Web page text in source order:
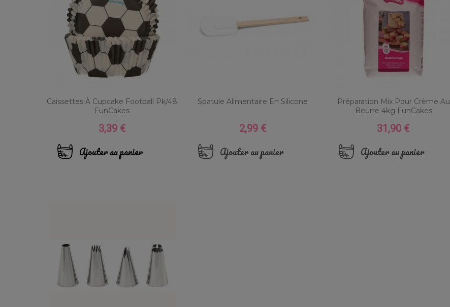
Caissettes À Cupcake Football Pk/48
FunCakes
Prix
3,39 €
Ajouter au panier
Spatule Alimentaire En Silicone
Prix
2,99 €
Ajouter au panier
Préparation Mix Pour Crème Au
Beurre 4kg FunCakes
Prix
31,90 €
Ajouter au panier